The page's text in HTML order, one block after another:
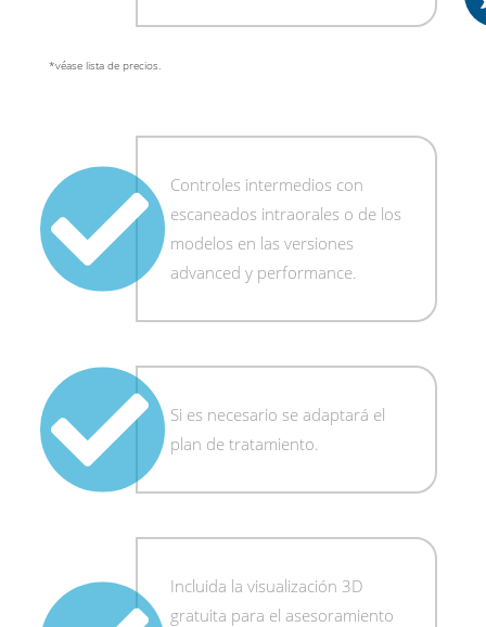
*véase lista de precios.
Controles intermedios con
escaneados intraorales o de los
modelos en las versiones
advanced y performance.
Si es necesario se adaptará el
plan de tratamiento.
Incluida la visualización 3D
gratuita para el asesoramiento